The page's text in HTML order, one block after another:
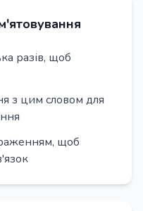
разів, щоб
з цим словом для
щоб